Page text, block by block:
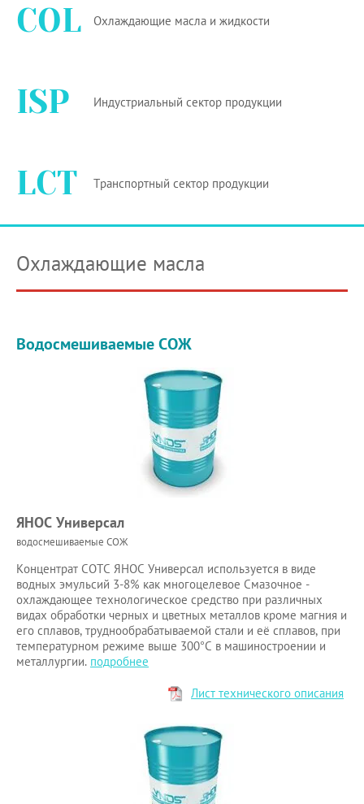
COL Охлаждающие масла и жидкости
ISP Индустриальный сектор продукции
LCT Транспортный сектор продукции
Охлаждающие масла
Водосмешиваемые СОЖ
ЯНОС Универсал
водосмешиваемые СОЖ
Концентрат СОТС ЯНОС Универсал используется в виде
водных эмульсий 3-8% как многоцелевое Смазочное -
охлаждающее технологическое средство при различных
видах обработки черных и цветных металлов кроме магния и
его сплавов, труднообрабатываемой стали и её сплавов, при
температурном режиме выше 300°С в машиностроении и
металлургии. подробнее
Лист технического описания